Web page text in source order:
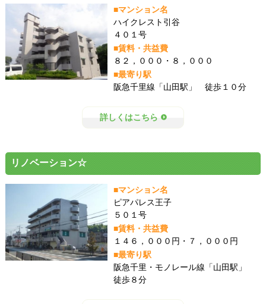
■マンション名
ハイクレスト引谷
４０１号
■賃料・共益費
８２，０００・８，０００
■最寄り駅
阪急千里線「山田駅」 徒歩１０分
詳しくはこちら
リノベーション☆
■マンション名
ピアパレス王子
５０１号
■賃料・共益費
１４６，０００円・７，０００円
■最寄り駅
阪急千里・モノレール線「山田駅」
徒歩８分